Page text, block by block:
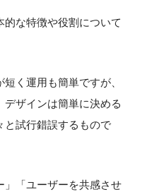
な特徴や役割について
く運用も簡単ですが、
ザインは簡単に決める
と試行錯誤するもので
」「ユーザーを共感させ